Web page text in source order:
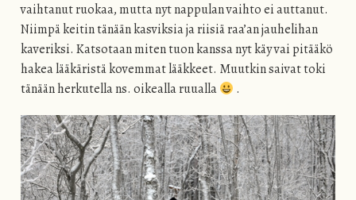
vaihtanut ruokaa, mutta nyt nappulan vaihto ei auttanut.
Niimpä keitin tänään kasviksia ja riisiä raa’an jauhelihan
kaveriksi. Katsotaan miten tuon kanssa nyt käy vai pitääkö
hakea lääkäristä kovemmat lääkkeet. Muutkin saivat toki
tänään herkutella ns. oikealla ruualla
.